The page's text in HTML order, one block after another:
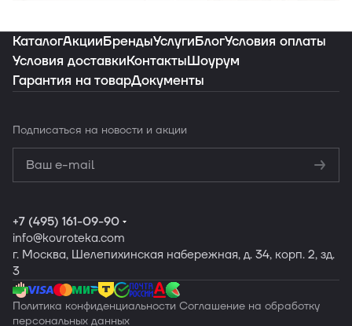
ваш интерьер
Заказать подборку
КаталогАкцииБрендыУслугиБлогУсловия оплаты
Условия доставкиКонтактыШоурум
Гарантия на товарДокументы
Подписаться на новости и акции
конфиденциальности
Обработку
персональных данных
+7 (495) 161-09-90
info@kovroteka.com
г. Москва, Шелепихинская набережная, д. 34, корп. 2, зд.
3
Политика конфиденциальности Соглашение на обработку
персональных данных